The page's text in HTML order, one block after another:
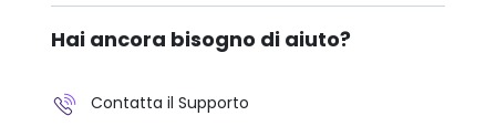
Hai ancora bisogno di aiuto?
Contatta il Supporto